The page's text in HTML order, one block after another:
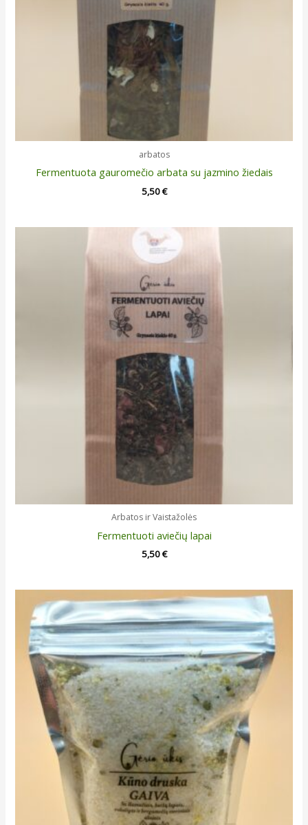
arbatos
Fermentuota gauromečio arbata su jazmino žiedais
5,50€
Arbatos ir Vaistažolės
Fermentuoti aviečių lapai
5,50€